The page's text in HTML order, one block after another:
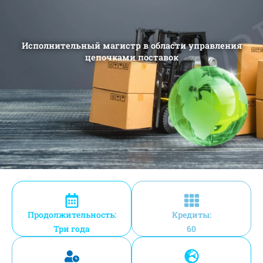
Исполнительный магистр в области управления
цепочками поставок
Продолжительность:
Три года
Кредиты:
60